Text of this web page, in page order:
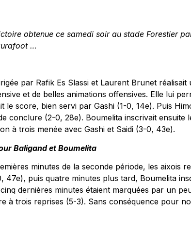
obtenue ce samedi soir au stade Forestier
…
par Rafik Es Slassi et Laurent Brunet
et de belles animations offensives. Elle lui
le score, bien servi par Gashi (1-0, 14e). Puis
conclure (2-0, 28e). Boumelita inscrivait ensuite
à trois menée avec Gashi et Saidi (3-0, 43e).
Baligand et Boumelita
minutes de la seconde période, les aixois
47e), puis quatre minutes plus tard, Boumelita
dernières minutes étaient marquées par un
à trois reprises (5-3). Sans conséquence pour